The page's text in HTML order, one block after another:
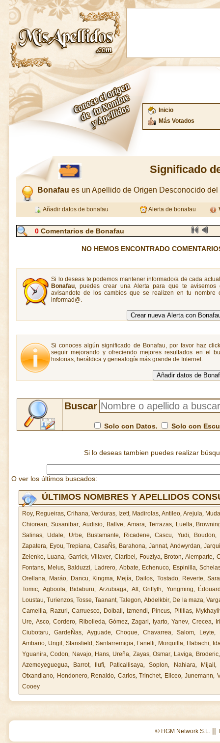
Inicio
Más Votados
Significado
Bonafau es un Apellido de Origen Desconocido del
Añadir datos de bonafau Alerta de bonafau
0 Comentarios de Bonafau
NO HEMOS ENCONTRADO
Si lo deseas te podemos mantener informado/a de cada
Bonafau, puedes crear una Alerta para que te avisemos
avisandote de los cambios que se realizen en tu
informad@.
Si conoces algún significado de Bonafau, por favor haz
seguir mejorando y ofreciendo mejores resultados en el
historias, heráldica y genealogía más grande de Internet.
Buscar
Solo con Datos. Solo con
Si lo deseas tambien puedes realizar
O ver los últimos buscados:
ÚLTIMOS NOMBRES Y APELLIDOS
Roy, Regueiras, Crihana, Verduras, Izett, Madirolas, Antileo, Arejula,
Chiorean, Susanibar, Audisio, Ballve, Amara, Terrazas, Luella,
Salinas, Udale, Urbe, Bustamante, Ricadene,Cascu, Yudi, Boudon,
Zapatera, Eyou,Trepiana,CasaÑs, Barahona, Jannat,Andwyrdan,
Zelenko, Luana, Garrick,Villaver,Claribel, Fouziya, Broton,Alemparte,
Fontans, Melus, Balduzzi, Ladrero, Abbate, Echenuco, Espinilla,
Orellana, Maráo, Dancu, Kingma, Mejía, Dailos, Tostado, Reverte,
Tomic, Agboola, Bidaburu, Arzubiaga, Alt,Griffyth, Yongming,
Loustau,Turienzos,Tosse,Taanant,Talegon,Abdelkbir, De la maza,
Camellia, Razuri,Carruesco, Dolball, Izmendi, Pincus, Pitillas,
Ure, Asco, Cordero, Ribolleda,Gómez,Zagari, Iyarto,Yanev, Crecea,
Ciubotaru, GardeÑas, Ayguade,Choque,Chavarrea,Salom, Leyte,
Ambario, Ungil , Stansfield, Santarremigia, Fanelli, Morquilla, Habachi,
Yguanira,Codon, Navajo, Hans, Ureña, Zayas, Osmar, Laviga, Broderic
Azemeyeguegua, Barrot, Ilufi, Paticallisaya,Soplon, Nahiara, Mijail ,
Otxandiano, Hondonero, Renaldo, Carlos, Trinchet, Eliceo, Junemann,
Cooey
© HGM Network S.L. ||